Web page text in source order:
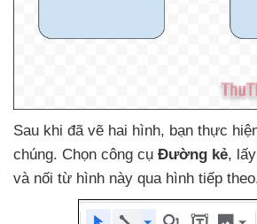
Sau khi đã vẽ hai hình, bạn thực
chúng. Chọn công cụ Đường kẻ,
và nối từ hình này qua hình tiếp